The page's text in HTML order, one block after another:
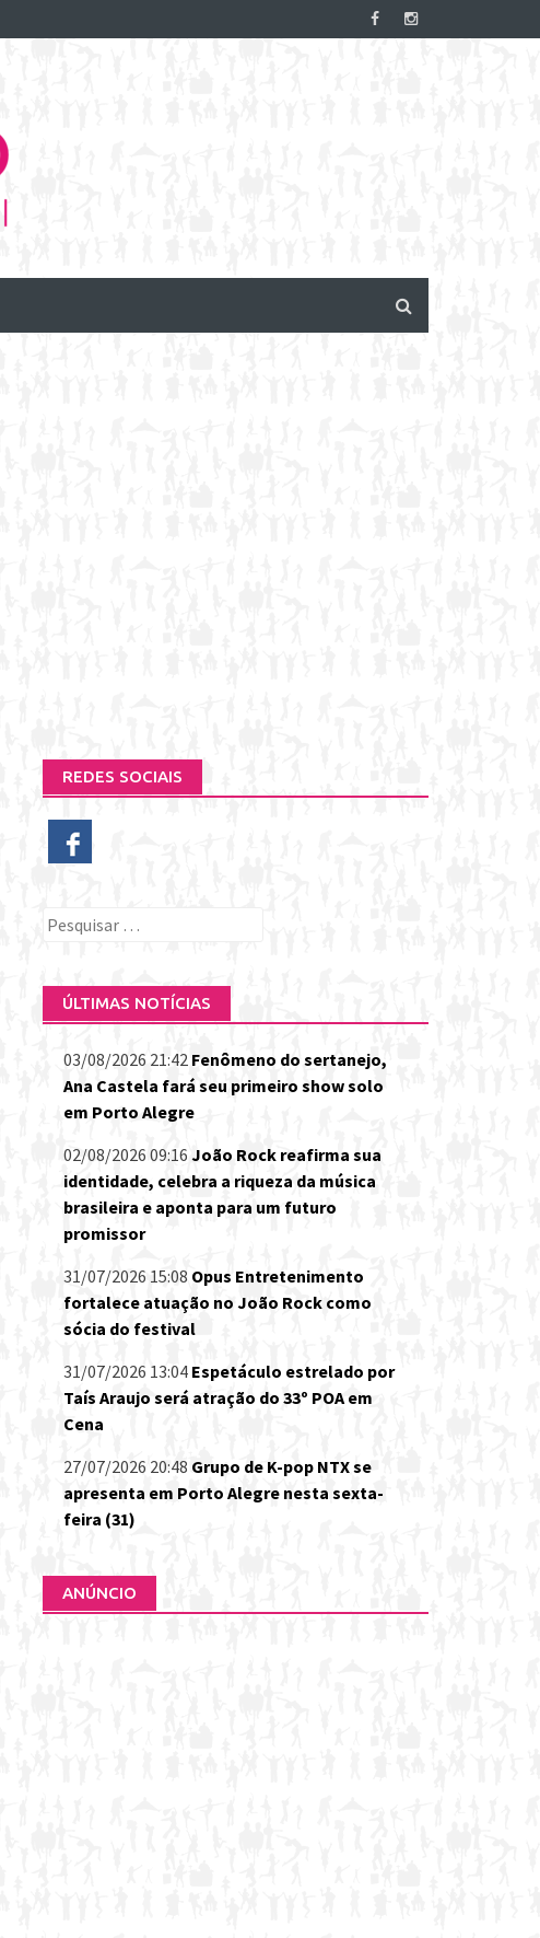
REDES SOCIAIS
Pesquisar
ÚLTIMAS NOTÍCIAS
03/08/2026 21:42 Fenômeno do sertanejo,
Ana Castela fará seu primeiro show solo
em Porto Alegre
02/08/2026 09:16 João Rock reafirma sua
identidade, celebra a riqueza da música
brasileira e aponta para um futuro
promissor
31/07/2026 15:08 Opus Entretenimento
fortalece atuação no João Rock como
sócia do festival
31/07/2026 13:04 Espetáculo estrelado por
Taís Araujo será atração do 33º POA em
Cena
27/07/2026 20:48 Grupo de K-pop NTX se
apresenta em Porto Alegre nesta sexta-
feira (31)
ANÚNCIO